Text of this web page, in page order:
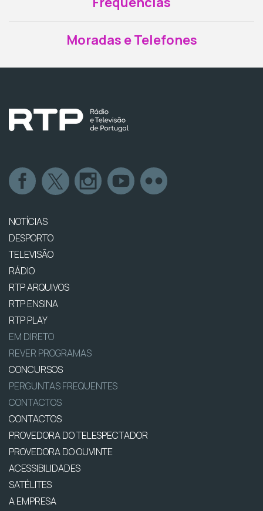
Moradas e Telefones
NOTÍCIAS
DESPORTO
TELEVISÃO
RÁDIO
RTP ARQUIVOS
RTP ENSINA
RTP PLAY
EM DIRETO
REVER PROGRAMAS
CONCURSOS
PERGUNTAS FREQUENTES
CONTACTOS
CONTACTOS
PROVEDORA DO TELESPECTADOR
PROVEDORA DO OUVINTE
ACESSIBILIDADES
SATÉLITES
A EMPRESA